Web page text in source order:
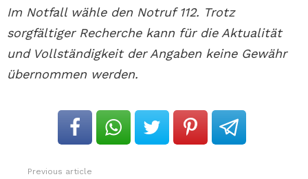
Im Notfall wähle den Notruf 112. Trotz
sorgfältiger Recherche kann für die Aktualität
und Vollständigkeit der Angaben keine Gewähr
übernommen werden.
Previous article